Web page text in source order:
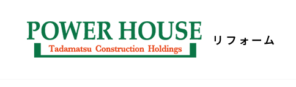
リフォーム